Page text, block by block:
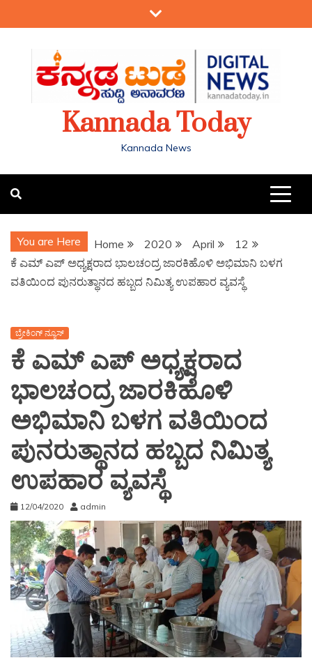
Kannada Today
Kannada News
You are Here Home 2020 April
12
ಕೆ ಎಮ್ ಎಪ್ ಅಧ್ಯಕ್ಷರಾದ ಭಾಲಚಂದ್ರ ಜಾರಕಿಹೊಳಿ ಅಭಿಮಾನಿ ಬಳಗ
ವತಿಯಿಂದ ಪುನರುತ್ಥಾನದ ಹಬ್ಬದ ನಿಮಿತ್ಯ ಉಪಹಾರ ವ್ಯವಸ್ಥೆ
ಬ್ರೇಕಿಂಗ್ ನ್ಯೂಸ್
ಕೆ ಎಮ್ ಎಪ್ ಅಧ್ಯಕ್ಷರಾದ
ಭಾಲಚಂದ್ರ ಜಾರಕಿಹೊಳಿ
ಅಭಿಮಾನಿ ಬಳಗ ವತಿಯಿಂದ
ಪುನರುತ್ಥಾನದ ಹಬ್ಬದ ನಿಮಿತ್ಯ
ಉಪಹಾರ ವ್ಯವಸ್ಥೆ
12/04/2020 admin